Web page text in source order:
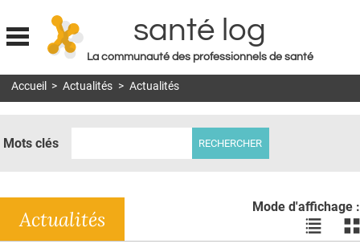
Jump to navigation
santé log
La communauté des professionnels de santé
MON COMPTE
DOSSIERS
RÉSEAUX
Accueil > Actualités > Actualités
Mots clés
Mode d'affichage :
Voir
les
les
Actualités